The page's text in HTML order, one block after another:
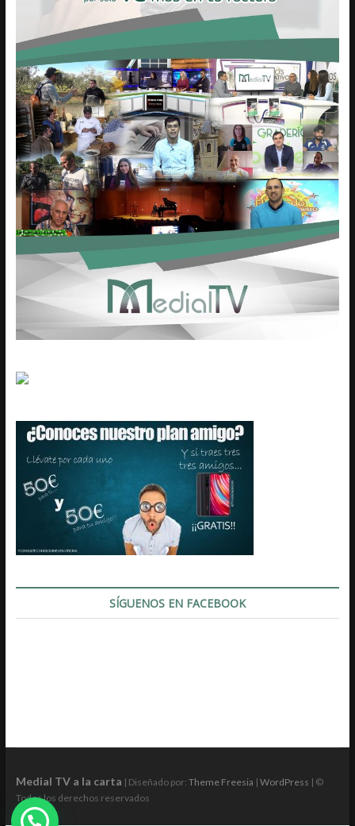
SÍGUENOS EN FACEBOOK
Medial TV a la carta | Diseñado por: Theme Freesia | WordPress | ©
Todos los derechos reservados